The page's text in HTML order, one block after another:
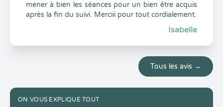
mener à bien les séances pour un bien être acquis
après la fin du suivi. Merciii pour tout cordialement.
Isabelle
Tous les avis →
ON VOUS EXPLIQUE TOUT